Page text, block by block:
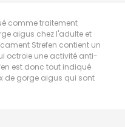
comme traitement
aigus chez l'adulte et
Strefen contient un
octroie une activité anti-
est donc tout indiqué
de gorge aigus qui sont